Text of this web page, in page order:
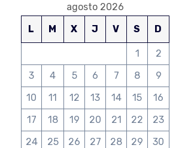
agosto 2026
L
M X J V S D
1
2
3
4 5 6 7 8
9
10
11 12 13 14 15
16
17
18 19 20 21 22
23
24
25 26 27 28 29
30